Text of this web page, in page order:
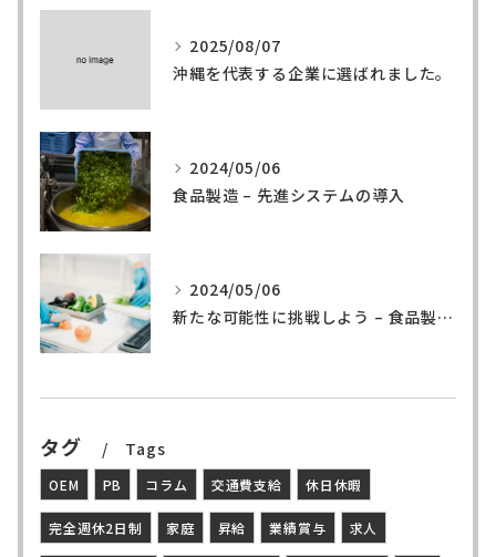
2025/08/07
沖縄を代表する企業に選ばれました。
2024/05/06
食品製造 – 先進システムの導入
2024/05/06
新たな可能性に挑戦しよう – 食品製造の世界へ
タグ Tags
OEM PB コラム 交通費支給 休日休暇
完全週休2日制 家庭 昇給 業績賞与 求人